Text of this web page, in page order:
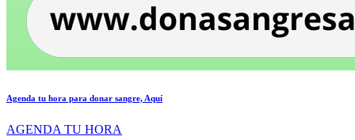
Agenda tu hora para donar sangre, Aquí
AGENDA TU HORA